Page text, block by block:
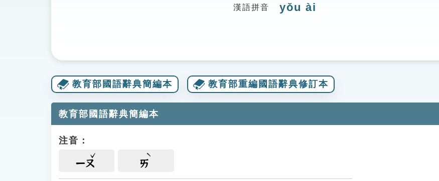
漢語拼音 yǒu ài
教育部國語辭典簡編本 教育部重編國語辭典修訂本
教育部國語辭典簡編本
注音：
ㄧㄡ ㄞ